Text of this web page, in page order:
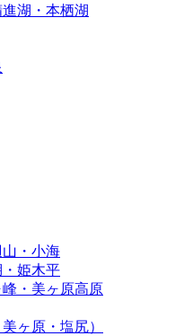
湖・本栖湖
・小海
姫木平
峰・美ヶ原高原
ヶ原・塩尻）